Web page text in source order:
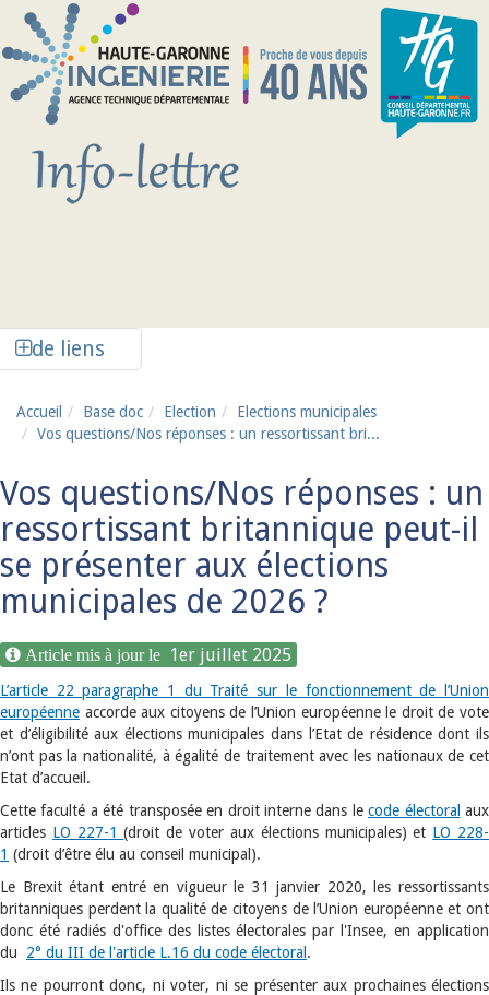
Aller au contenu principal
de liens
Accueil Base doc Election
Elections municipales
Vos questions/Nos réponses : un ressortissant bri...
Vos questions/Nos réponses : un
ressortissant britannique peut-il
se présenter aux élections
municipales de 2026 ?
1er juillet 2025
L’article 22 paragraphe 1 du Traité sur le fonctionnement de l’Union
européenne accorde aux citoyens de l’Union européenne le droit de vote
et d’éligibilité aux élections municipales dans l’Etat de résidence dont ils
n’ont pas la nationalité, à égalité de traitement avec les nationaux de cet
Etat d’accueil.
Cette faculté a été transposée en droit interne dans lecode électoral aux
articles LO 227-1(droit de voter aux élections municipales) et LO 228-
1 (droit d’être élu au conseil municipal).
Le Brexit étant entré en vigueur le 31 janvier 2020, les ressortissants
britanniques perdent la qualité de citoyens de l’Union européenne et ont
donc été radiés d'office des listes électorales par l'Insee, en application
du 2° du III de l'article L.16 du code électoral .
Ils ne pourront donc, ni voter, ni se présenter aux prochaines élections